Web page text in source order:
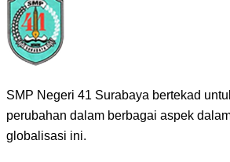
SMP Negeri 41 Surabaya bertekad
perubahan dalam berbagai aspek
globalisasi ini.